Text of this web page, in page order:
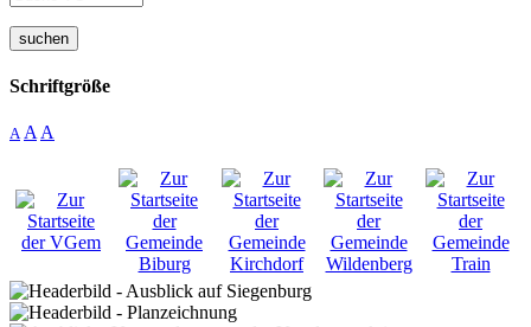
suchen
Schriftgröße
A A A